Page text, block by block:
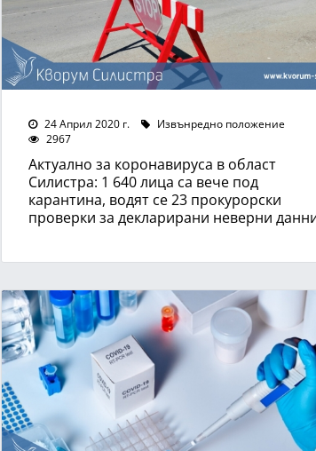
24 Април 2020 г.
Извънредно положение
2967
Актуално за коронавируса в област
Силистра: 1 640 лица са вече под
карантина, водят се 23 прокурорски
проверки за декларирани неверни